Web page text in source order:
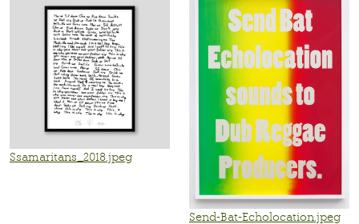
Ssamaritans_2018.jpeg
Send-Bat-Echolocation.jpeg